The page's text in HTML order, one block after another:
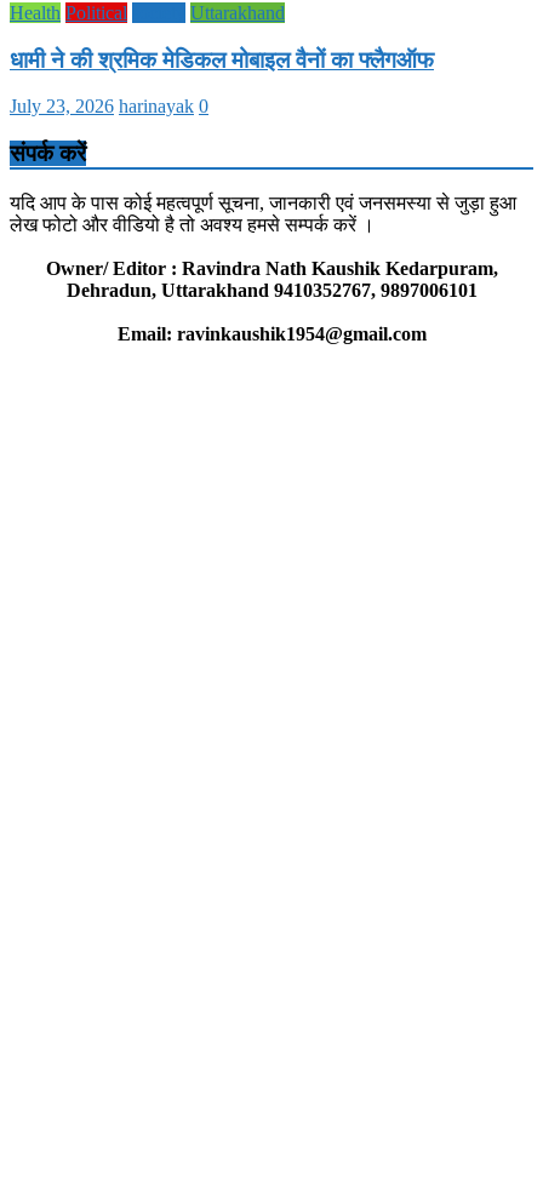
Health Political Uttarakhand
धामी ने की श्रमिक मेडिकल मोबाइल वैनों का फ्लैगऑफ
July 23, 2026 harinayak 0
संपर्क करें
यदि आप के पास कोई महत्वपूर्ण सूचना, जानकारी एवं जनसमस्या से जुड़ा हुआ
लेख फोटो और वीडियो है तो अवश्य हमसे सम्पर्क करें ।
Owner/ Editor : Ravindra Nath Kaushik Kedarpuram,
Dehradun, Uttarakhand 9410352767, 9897006101
Email: ravinkaushik1954@gmail.com